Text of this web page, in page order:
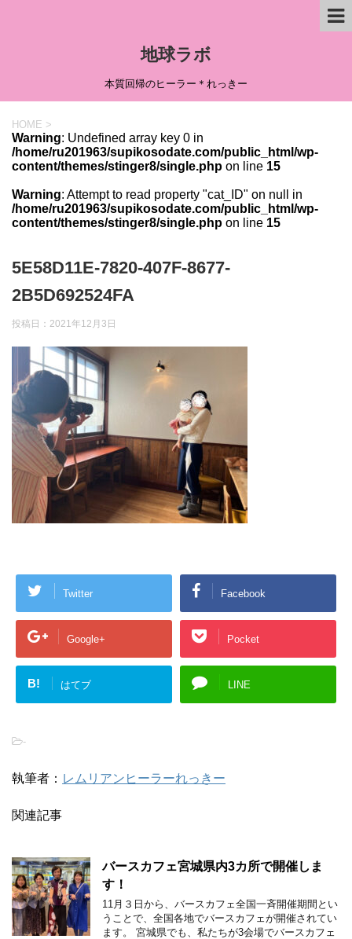
地球ラボ
本質回帰のヒーラー＊れっきー
HOME >
Warning: Undefined array key 0 in
/home/ru201963/supikosodate.com/public_html/wp-
content/themes/stinger8/single.php on line 15
Warning: Attempt to read property "cat_ID" on null in
/home/ru201963/supikosodate.com/public_html/wp-
content/themes/stinger8/single.php on line 15
5E58D11E-7820-407F-8677-
2B5D692524FA
投稿日： 2021年12月3日
Twitter Facebook
Google+ Pocket
B! はてブ LINE
-
執筆者： レムリアンヒーラーれっきー
関連記事
バースカフェ宮城県内3カ所で開催しま
す！
11月３日から、バースカフェ全国一斉開催期間とい
うことで、全国各地でバースカフェが開催されてい
ます。 宮城県でも、私たちが3会場でバースカフェ